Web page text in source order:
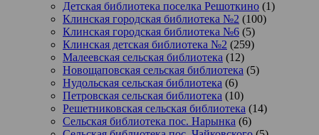
Детская библиотека поселка Решоткино (1)
Клинская городская библиотека №2 (100)
Клинская городская библиотека №6 (5)
Клинская детская библиотека №2 (259)
Малеевская сельская библиотека (12)
Новощаповская сельская библиотека (5)
Нудольская сельская библиотека (6)
Петровская сельская библиотека (10)
Решетниковская сельская библиотека (14)
Сельская библиотека пос. Нарынка (6)